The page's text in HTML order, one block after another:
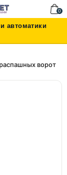
0
автоматики
ворот